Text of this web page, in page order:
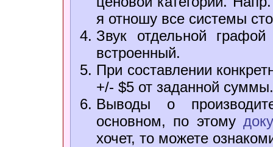
я отношу все системы
Звук отдельной
встроенный.
При составлении
+/- $5 от заданной суммы.
Выводы о
основном, по этому
хочет, то можете